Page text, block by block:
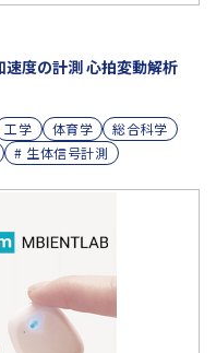
度の計測 心拍変動解析
工学 体育学
総合科学
# 生体信号計測